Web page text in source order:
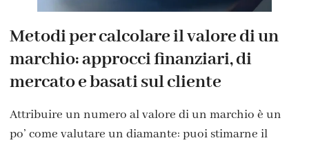
Metodi per calcolare il valore di un
marchio: approcci finanziari, di
mercato e basati sul cliente
Attribuire un numero al valore di un marchio è un
po’ come valutare un diamante: puoi stimarne il